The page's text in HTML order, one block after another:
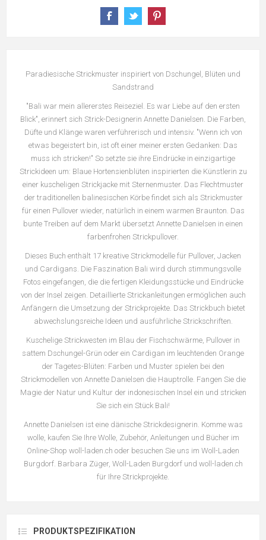
Paradiesische Strickmuster inspiriert von Dschungel, Blüten und
Sandstrand
"Bali war mein allererstes Reiseziel. Es war Liebe auf den ersten
Blick", erinnert sich Strick-Designerin Annette Danielsen. Die Farben,
Düfte und Klänge waren verführerisch und intensiv. "Wenn ich von
etwas begeistert bin, ist oft einer meiner ersten Gedanken: Das
muss ich stricken!" So setzte sie ihre Eindrücke in einzigartige
Strickideen um: Blaue Hortensienblüten inspirierten die Künstlerin zu
einer kuscheligen Strickjacke mit Sternenmuster. Das Flechtmuster
der traditionellen balinesischen Körbe findet sich als Strickmuster
für einen Pullover wieder, natürlich in einem warmen Braunton. Das
bunte Treiben auf dem Markt übersetzt Annette Danielsen in einen
farbenfrohen Strickpullover.
Dieses Buch enthält 17 kreative Strickmodelle für Pullover, Jacken
und Cardigans. Die Faszination Bali wird durch stimmungsvolle
Fotos eingefangen, die die fertigen Kleidungsstücke und Eindrücke
von der Insel zeigen. Detaillierte Strickanleitungen ermöglichen auch
Anfängern die Umsetzung der Strickprojekte. Das Strickbuch bietet
abwechslungsreiche Ideen und ausführliche Strickschriften.
Kuschelige Strickwesten im Blau der Fischschwärme, Pullover in
sattem Dschungel-Grün oder ein Cardigan im leuchtenden Orange
der Tagetes-Blüten: Farben und Muster spielen bei den
Strickmodellen von Annette Danielsen die Hauptrolle. Fangen Sie die
Magie der Natur und Kultur der indonesischen Insel ein und stricken
Sie sich ein Stück Bali!
Annette Danielsen ist eine dänische Strickdesignerin. Komme was
wolle, kaufen Sie Ihre Wolle, Zubehör, Anleitungen und Bücher im
Online-Shop woll-laden.ch oder besuchen Sie uns im Woll-Laden
Burgdorf. Barbara Züger, Woll-Laden Burgdorf und woll-laden.ch
für Ihre Strickprojekte.
PRODUKTSPEZIFIKATION